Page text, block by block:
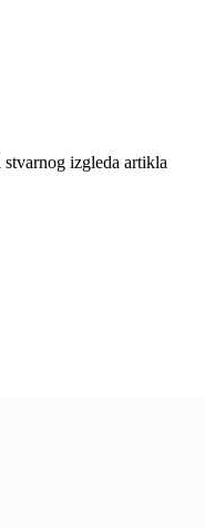
izgleda artikla